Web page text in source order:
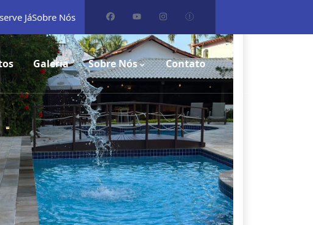
JáSobre Nós
Galeria Sobre Nós Contato
Unidade Centro Novo do Maranhão